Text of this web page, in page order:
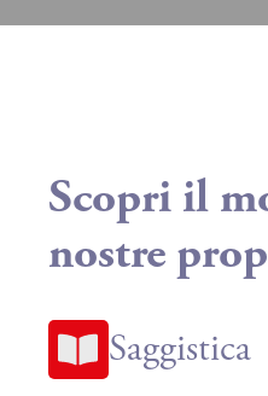
Scopri il
nostre
Saggistica